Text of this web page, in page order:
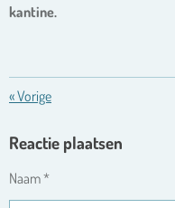
kantine.
«Vorige
Reactie plaatsen
Naam *